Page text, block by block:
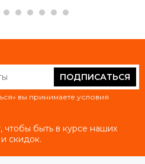
ПОДПИСАТЬСЯ
вы принимаете условия
чтобы быть в курсе наших
скидок.